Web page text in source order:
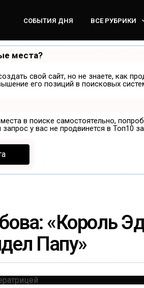
СОБЫТИЯ ДНЯ ВСЕ РУБРИКИ
места?
свой сайт, но не знаете, как
его позиций в поисковых
в поиске самостоятельно,
у вас не продвинется в Топ10
«Король
Папу»